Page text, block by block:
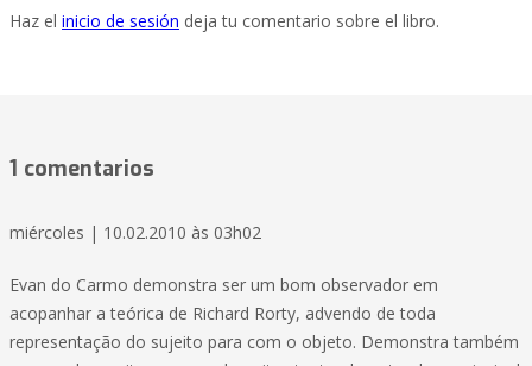
Haz el inicio de sesión deja tu comentario sobre el libro.
1 comentarios
miércoles | 10.02.2010 às 03h02
Evan do Carmo demonstra ser um bom observador em
acopanhar a teórica de Richard Rorty, advendo de toda
representação do sujeito para com o objeto. Demonstra também